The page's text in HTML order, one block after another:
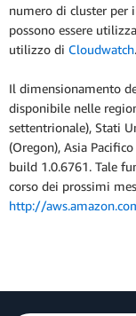
numero di cluster per
possono essere
utilizzo di Cloudwatch.
Il dimensionamento
disponibile nelle
settentrionale), Stati
(Oregon), Asia
build 1.0.6761. Tale
corso dei prossimi
http://